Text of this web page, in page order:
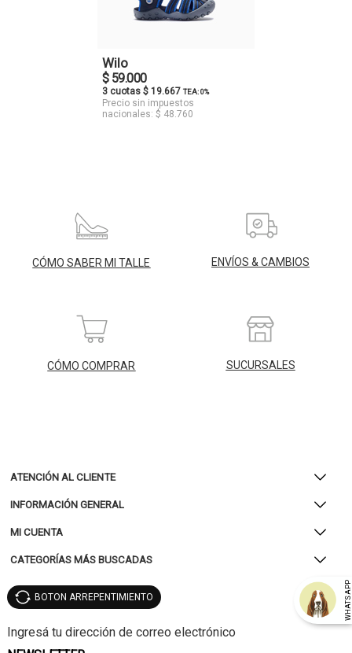
Wilo
$ 59.000
3 cuotas $ 19.667 TEA: 0%
Precio sin impuestos
nacionales: $ 48.760
CÓMO SABER MI TALLE ENVÍOS & CAMBIOS
CÓMO COMPRAR SUCURSALES
ATENCIÓN AL CLIENTE
INFORMACIÓN GENERAL
MI CUENTA
CATEGORÍAS MÁS BUSCADAS
WHATSAPP
BOTON ARREPENTIMIENTO